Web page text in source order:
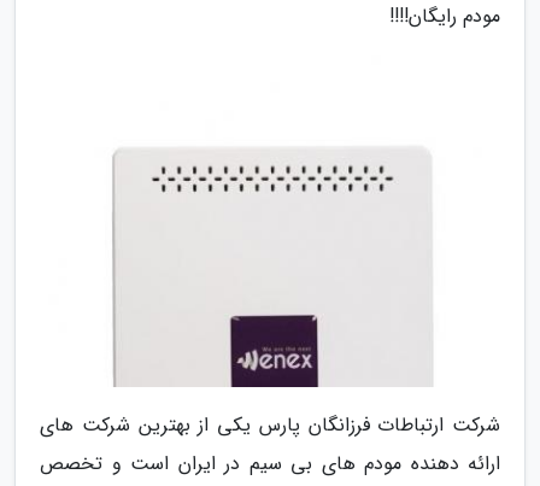
مودم رایگان!!!!
شرکت ارتباطات فرزانگان پارس یکی از بهترین شرکت های
ارائه دهنده مودم های بی سیم در ایران است و تخصص